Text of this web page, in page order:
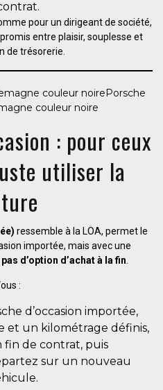
pour un dirigeant de société,
entre plaisir, souplesse et
de trésorerie.
: pour ceux
utiliser la
ressemble à la LOA, permet le
importée, mais avec une
pas d’option d’achat à la fin
:
d’occasion importée,
et un kilométrage définis,
fin de contrat, puis
sur un nouveau